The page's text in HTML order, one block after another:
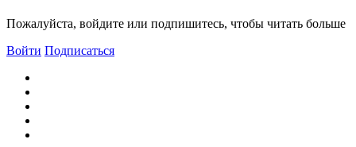
Пожалуйста, войдите или подпишитесь, чтобы читать больше
Войти Подписаться